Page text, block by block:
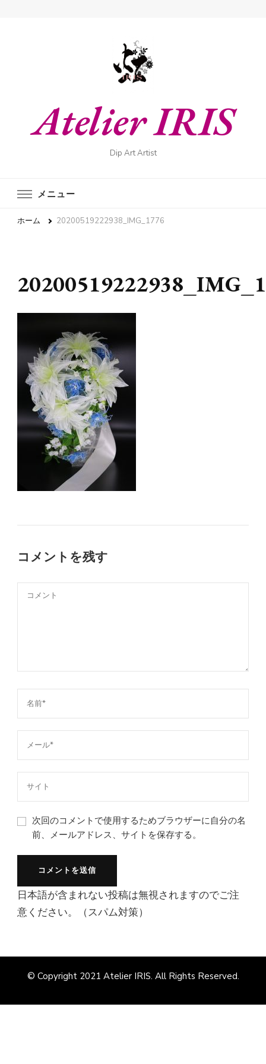
Atelier IRIS
Dip Art Artist
メニュー
ホーム 20200519222938_IMG_1776
コメントを残す
次回のコメントで使用するためブラウザーに自分の名
前、メールアドレス、サイトを保存する。
日本語が含まれない投稿は無視されますのでご注
意ください。（スパム対策）
© Copyright 2021 Atelier IRIS. All Rights Reserved.